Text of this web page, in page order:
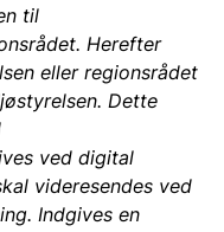
til
Herefter
eller regionsrådet
Dette
ved digital
videresendes ved
Indgives en